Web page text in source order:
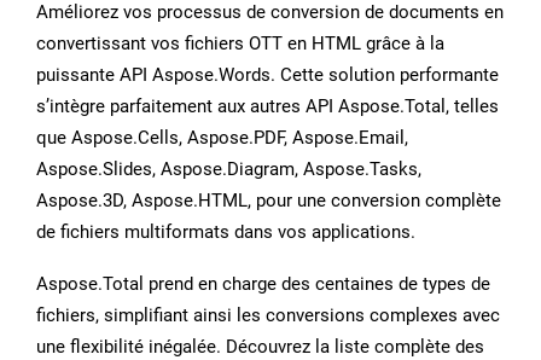
Améliorez vos processus de conversion de documents en
convertissant vos fichiers OTT en HTML grâce à la
puissante API Aspose.Words. Cette solution performante
s’intègre parfaitement aux autres API Aspose.Total, telles
que Aspose.Cells, Aspose.PDF, Aspose.Email,
Aspose.Slides, Aspose.Diagram, Aspose.Tasks,
Aspose.3D, Aspose.HTML, pour une conversion complète
de fichiers multiformats dans vos applications.
Aspose.Total prend en charge des centaines de types de
fichiers, simplifiant ainsi les conversions complexes avec
une flexibilité inégalée. Découvrez la liste complète des